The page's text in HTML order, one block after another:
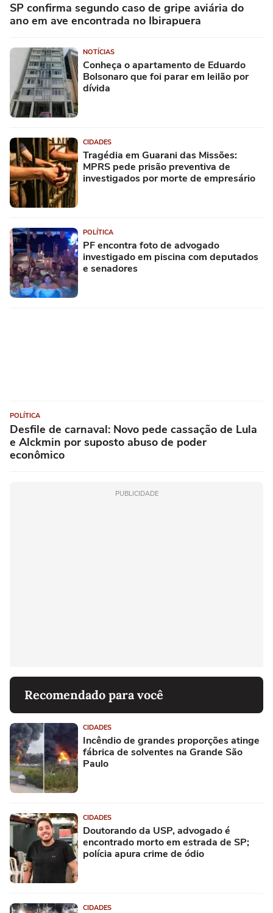
SP confirma segundo caso de gripe aviária do
ano em ave encontrada no Ibirapuera
NOTÍCIAS
Conheça o apartamento de Eduardo
Bolsonaro que foi parar em leilão por
dívida
CIDADES
Tragédia em Guarani das Missões:
MPRS pede prisão preventiva de
investigados por morte de empresário
POLÍTICA
PF encontra foto de advogado
investigado em piscina com deputados
e senadores
POLÍTICA
Desfile de carnaval: Novo pede cassação de Lula
e Alckmin por suposto abuso de poder
econômico
PUBLICIDADE
Recomendado para você
CIDADES
Incêndio de grandes proporções atinge
fábrica de solventes na Grande São
Paulo
CIDADES
Doutorando da USP, advogado é
encontrado morto em estrada de SP;
polícia apura crime de ódio
CIDADES